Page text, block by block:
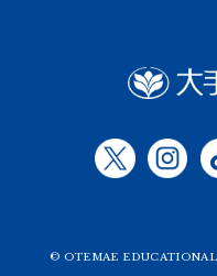
© OTEMAE